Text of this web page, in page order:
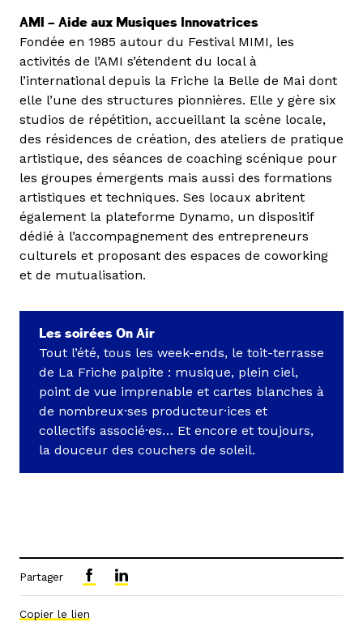
AMI – Aide aux Musiques Innovatrices
Fondée en 1985 autour du Festival MIMI, les
activités de l’AMI s’étendent du local à
l’international depuis la Friche la Belle de Mai dont
elle l’une des structures pionnières. Elle y gère six
studios de répétition, accueillant la scène locale,
des résidences de création, des ateliers de pratique
artistique, des séances de coaching scénique pour
les groupes émergents mais aussi des formations
artistiques et techniques. Ses locaux abritent
également la plateforme Dynamo, un dispositif
dédié à l’accompagnement des entrepreneurs
culturels et proposant des espaces de coworking
et de mutualisation.
Les soirées On Air
Tout l’été, tous les week-ends, le toit-terrasse
de La Friche palpite : musique, plein ciel,
point de vue imprenable et cartes blanches à
de nombreux·ses producteur·ices et
collectifs associé·es… Et encore et toujours,
la douceur des couchers de soleil.
Partager
Copier le lien